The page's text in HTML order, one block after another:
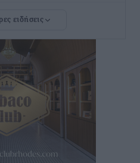
εξέλιξη η ΚΥΑ για το ΕΧΠ
δεσμεύσεις
τους γιατρούς των νησιών
Αττικόν για το
ειδήσεις